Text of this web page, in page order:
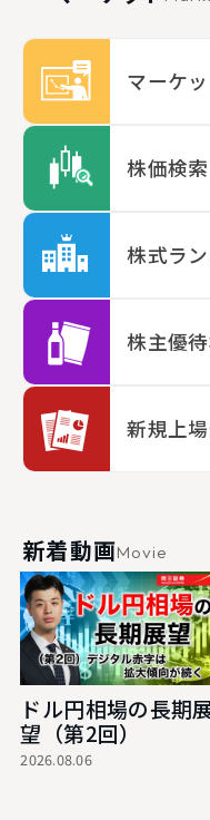
マーケ
株価検索
株式ラ
株主優
新規上
新着動画Movie
ドル円相場の長期
望（第2回）
2026.08.06